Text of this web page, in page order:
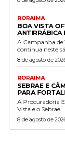
RORAIMA
BOA VISTA
ANTIRRÁBICA
A Campanha de
continua neste
8 de agosto de
RORAIMA
SEBRAE E
PARA
A Procuradoria
Vista e o Sebrae...
8 de agosto de